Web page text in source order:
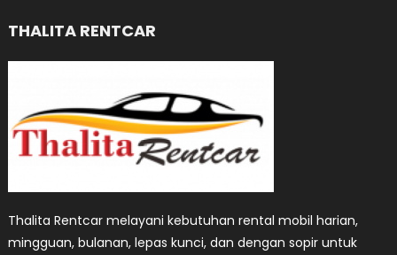
THALITA RENTCAR
Thalita Rentcar melayani kebutuhan rental mobil harian,
mingguan, bulanan, lepas kunci, dan dengan sopir untuk